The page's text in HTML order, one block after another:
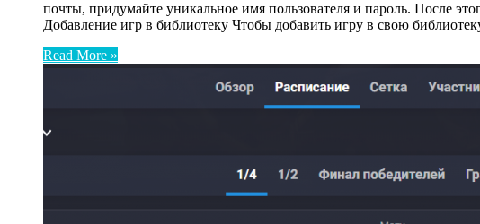
почты, придумайте уникальное имя пользователя и пароль. После
Добавление игр в библиотеку Чтобы добавить игру в свою
Read More »